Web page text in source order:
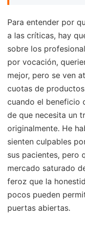
Para entender por
a las críticas, hay
sobre los
por vocación,
mejor, pero se ven
cuotas de
cuando el beneficio
de que necesita un
originalmente. He
sienten culpables
sus pacientes, pero
mercado saturado
feroz que la
pocos pueden
puertas abiertas.